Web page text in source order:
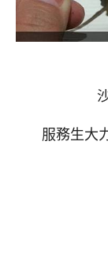
服務生大